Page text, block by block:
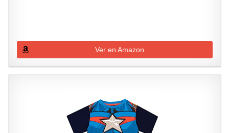
Ver en Amazon